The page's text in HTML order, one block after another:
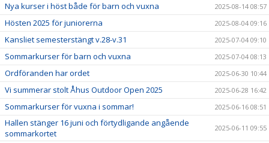
Nya kurser i höst både för barn och vuxna 2025-08-14 08:57
Hösten 2025 för juniorerna 2025-08-04 09:16
Kansliet semesterstängt v.28-v.31 2025-07-04 09:10
Sommarkurser för barn och vuxna 2025-07-04 08:13
Ordföranden har ordet 2025-06-30 10:44
Vi summerar stolt Åhus Outdoor Open 2025 2025-06-28 16:42
Sommarkurser för vuxna i sommar! 2025-06-16 08:51
Hallen stänger 16 juni och förtydligande angående
sommarkortet
2025-06-11 09:55